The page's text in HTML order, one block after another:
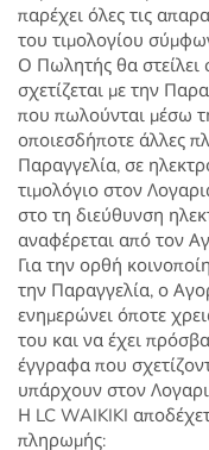
παρέχει όλες τις
του τιμολογίου
Ο Πωλητής θα στείλει
σχετίζεται με την
που πωλούνται μέσω
οποιεσδήποτε άλλες
Παραγγελία, σε
τιμολόγιο στον
στο τη διεύθυνση
αναφέρεται από τον
Για την ορθή
την Παραγγελία, ο
ενημερώνει όποτε
του και να έχει
έγγραφα που
υπάρχουν στον
Η LC WAIKIKI
πληρωμής: